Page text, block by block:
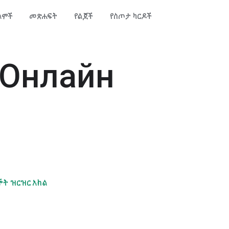
መጽሐፍት የልጆች የስጦታ ካርዶች
ዝርዝር አክል